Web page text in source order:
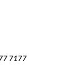
7177